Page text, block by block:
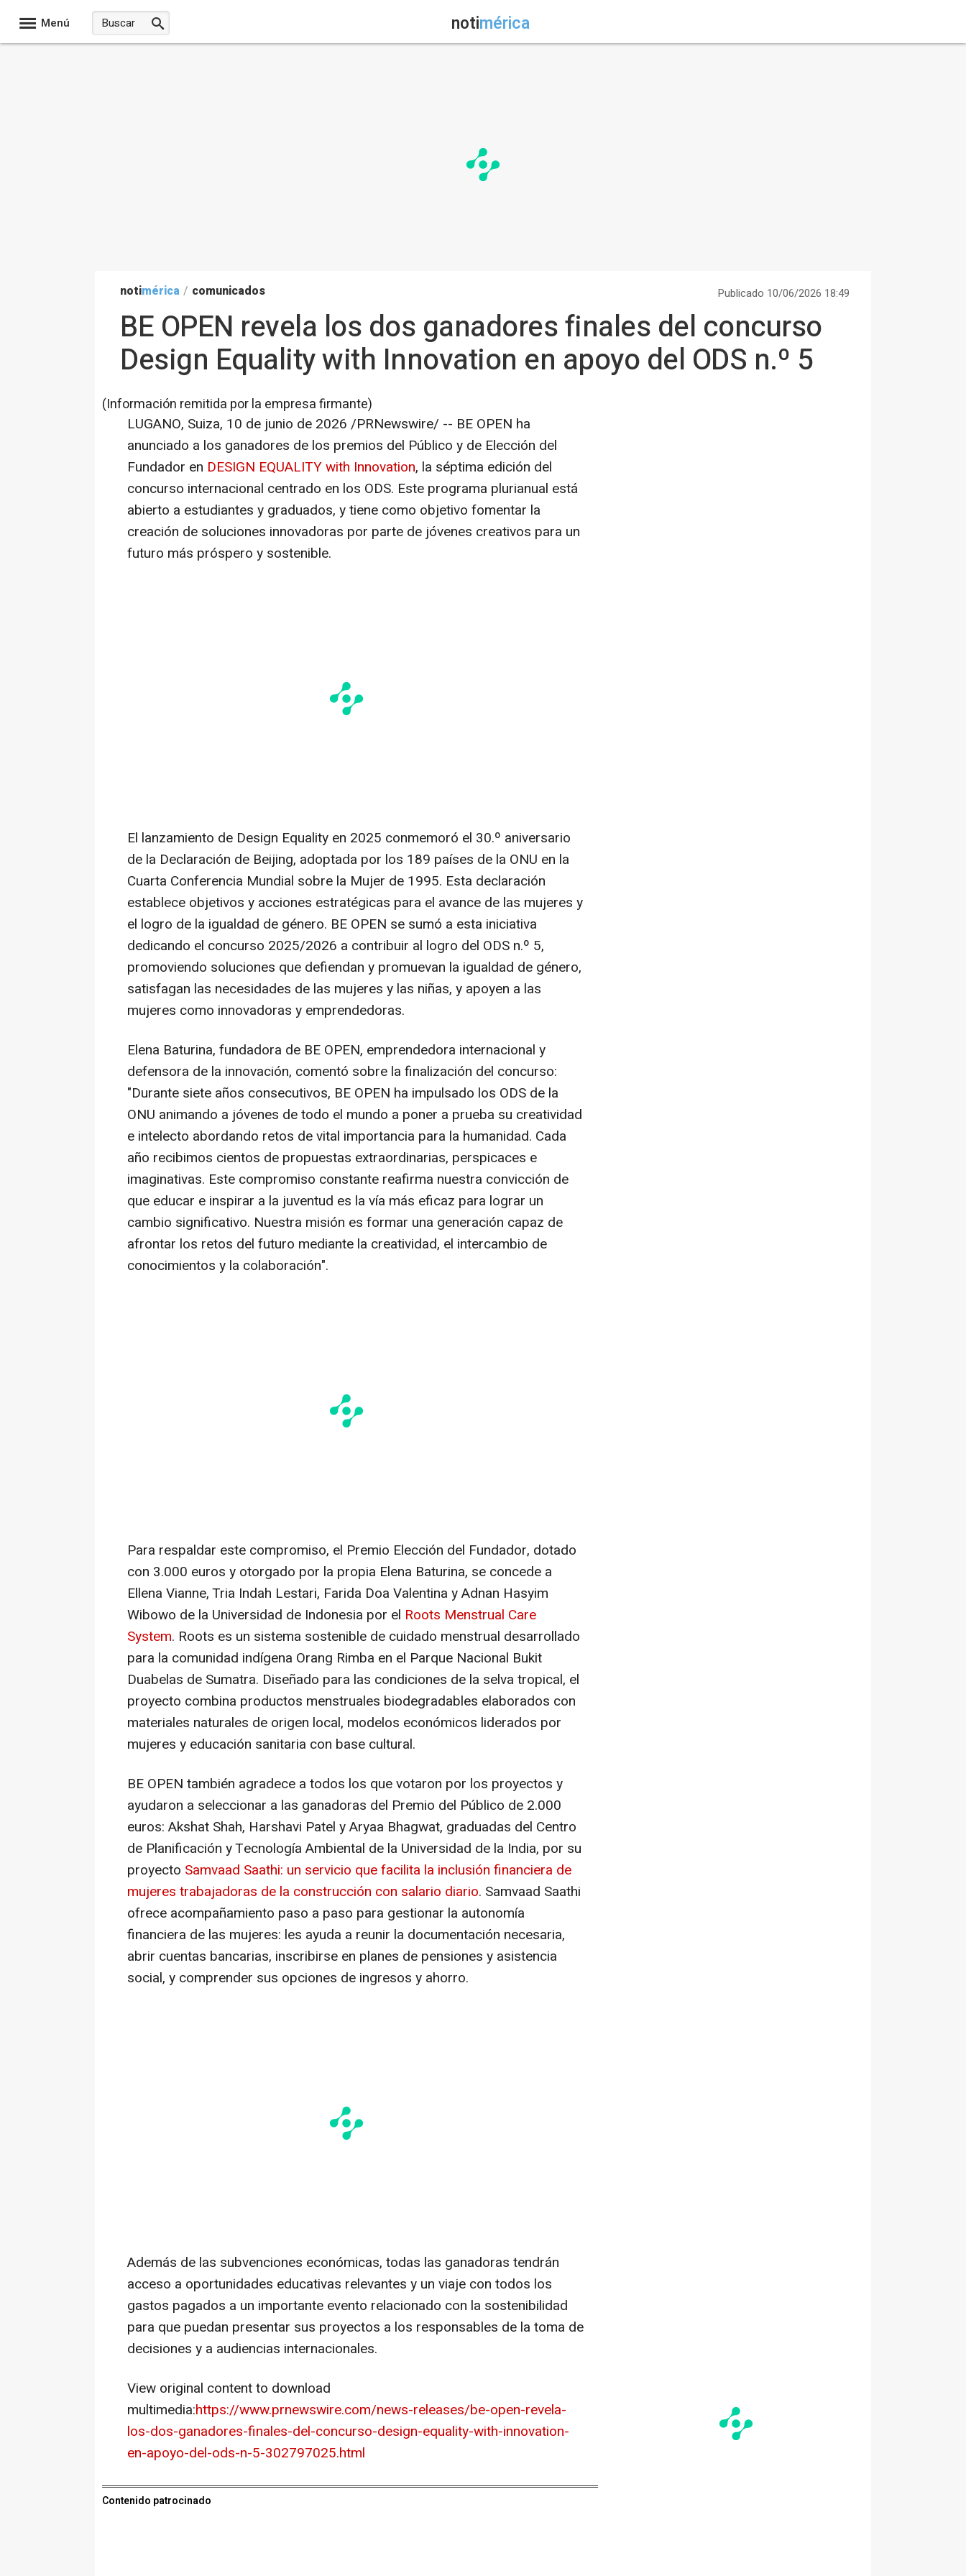
Menú notimérica
notimérica / comunicados Publicado 10/06/2026 18:49
BE OPEN revela los dos ganadores finales del concurso
Design Equality with Innovation en apoyo del ODS n.º 5
(Información remitida por la empresa firmante)
LUGANO, Suiza, 10 de junio de 2026 /PRNewswire/ -- BE OPEN ha
anunciado a los ganadores de los premios del Público y de Elección del
Fundador en DESIGN EQUALITY with Innovation, la séptima edición del
concurso internacional centrado en los ODS. Este programa plurianual está
abierto a estudiantes y graduados, y tiene como objetivo fomentar la
creación de soluciones innovadoras por parte de jóvenes creativos para un
futuro más próspero y sostenible.
El lanzamiento de Design Equality en 2025 conmemoró el 30.º aniversario
de la Declaración de Beijing, adoptada por los 189 países de la ONU en la
Cuarta Conferencia Mundial sobre la Mujer de 1995. Esta declaración
establece objetivos y acciones estratégicas para el avance de las mujeres y
el logro de la igualdad de género. BE OPEN se sumó a esta iniciativa
dedicando el concurso 2025/2026 a contribuir al logro del ODS n.º 5,
promoviendo soluciones que defiendan y promuevan la igualdad de género,
satisfagan las necesidades de las mujeres y las niñas, y apoyen a las
mujeres como innovadoras y emprendedoras.
Elena Baturina, fundadora de BE OPEN, emprendedora internacional y
defensora de la innovación, comentó sobre la finalización del concurso:
"Durante siete años consecutivos, BE OPEN ha impulsado los ODS de la
ONU animando a jóvenes de todo el mundo a poner a prueba su creatividad
e intelecto abordando retos de vital importancia para la humanidad. Cada
año recibimos cientos de propuestas extraordinarias, perspicaces e
imaginativas. Este compromiso constante reafirma nuestra convicción de
que educar e inspirar a la juventud es la vía más eficaz para lograr un
cambio significativo. Nuestra misión es formar una generación capaz de
afrontar los retos del futuro mediante la creatividad, el intercambio de
conocimientos y la colaboración".
Para respaldar este compromiso, el Premio Elección del Fundador, dotado
con 3.000 euros y otorgado por la propia Elena Baturina, se concede a
Ellena Vianne, Tria Indah Lestari, Farida Doa Valentina y Adnan Hasyim
Wibowo de la Universidad de Indonesia por el Roots Menstrual Care
System. Roots es un sistema sostenible de cuidado menstrual desarrollado
para la comunidad indígena Orang Rimba en el Parque Nacional Bukit
Duabelas de Sumatra. Diseñado para las condiciones de la selva tropical, el
proyecto combina productos menstruales biodegradables elaborados con
materiales naturales de origen local, modelos económicos liderados por
mujeres y educación sanitaria con base cultural.
BE OPEN también agradece a todos los que votaron por los proyectos y
ayudaron a seleccionar a las ganadoras del Premio del Público de 2.000
euros: Akshat Shah, Harshavi Patel y Aryaa Bhagwat, graduadas del Centro
de Planificación y Tecnología Ambiental de la Universidad de la India, por su
proyecto Samvaad Saathi: un servicio que facilita la inclusión financiera de
mujeres trabajadoras de la construcción con salario diario. Samvaad Saathi
ofrece acompañamiento paso a paso para gestionar la autonomía
financiera de las mujeres: les ayuda a reunir la documentación necesaria,
abrir cuentas bancarias, inscribirse en planes de pensiones y asistencia
social, y comprender sus opciones de ingresos y ahorro.
Además de las subvenciones económicas, todas las ganadoras tendrán
acceso a oportunidades educativas relevantes y un viaje con todos los
gastos pagados a un importante evento relacionado con la sostenibilidad
para que puedan presentar sus proyectos a los responsables de la toma de
decisiones y a audiencias internacionales.
View original content to download
multimedia:https://www.prnewswire.com/news-releases/be-open-revela-
los-dos-ganadores-finales-del-concurso-design-equality-with-innovation-
en-apoyo-del-ods-n-5-302797025.html
Contenido patrocinado